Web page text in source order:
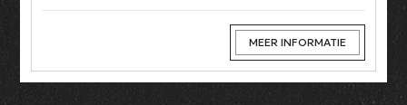
MEER INFORMATIE